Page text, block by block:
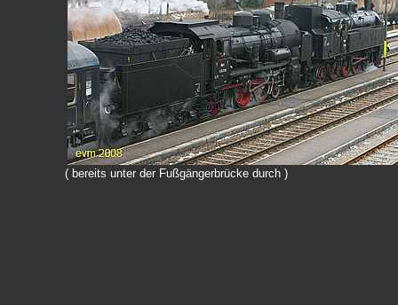
( bereits unter der Fußgängerbrücke durch )